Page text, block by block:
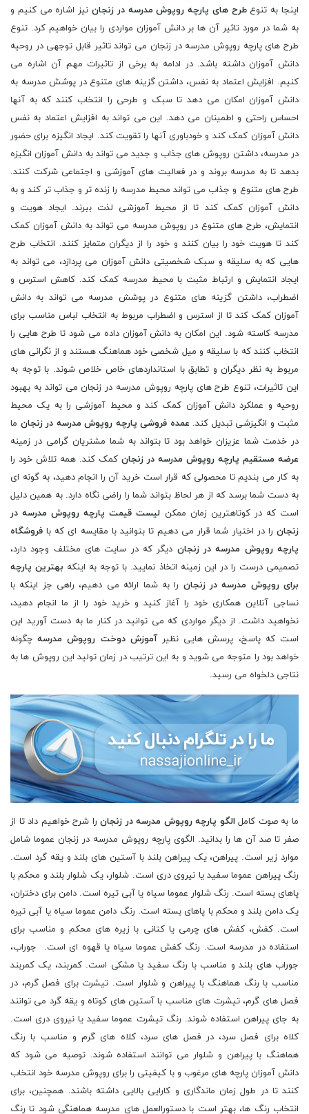
اینجا به تنوعطرح های پارچه روپوش مدرسه در زنجان نیز اشاره می کنیم و
به شما در مورد تاثیر آن ها بر دانش آموزان مواردی را بیان خواهیم کرد. تنوع
طرح های پارچه روپوش مدرسه در زنجان می تواند تاثیر قابل توجهی در روحیه
دانش آموزان داشته باشد. در ادامه به برخی از تاثیرات مهم آن اشاره می
کنیم. افزایش اعتماد به نفس، داشتن گزینه های متنوع در پوشش مدرسه به
دانش آموزان امکان می دهد تا سبک و طرحی را انتخاب کنند که به آنها
احساس راحتی و اطمینان می دهد. این می تواند به افزایش اعتماد به نفس
دانش آموزان کمک کند و خودباوری آنها را تقویت کند. ایجاد انگیزه برای حضور
در مدرسه، داشتن روپوش های جذاب و جدید می تواند به دانش آموزان انگیزه
بدهد تا به مدرسه بروند و در فعالیت های آموزشی و اجتماعی شرکت کنند.
طرح های متنوع و جذاب می تواند محیط مدرسه را زنده تر و جذاب تر کند و به
دانش آموزان کمک کند تا از محیط آموزشی لذت ببرند. ایجاد هویت و
انتمایش، طرح های متنوع در روپوش مدرسه می تواند به دانش آموزان کمک
کند تا هویت خود را بیان کنند و خود را از دیگران متمایز کنند. انتخاب طرح
هایی که به سلیقه و سبک شخصیتی دانش آموزان می پردازد، می تواند به
ایجاد انتمایش و ارتباط مثبت با محیط مدرسه کمک کند. کاهش استرس و
اضطراب، داشتن گزینه های متنوع در پوشش مدرسه می تواند به دانش
آموزان کمک کند تا از استرس و اضطراب مربوط به انتخاب لباس مناسب برای
مدرسه کاسته شود. این امکان به دانش آموزان داده می شود تا طرح هایی را
انتخاب کنند که با سلیقه و میل شخصی خود هماهنگ هستند و از نگرانی های
مربوط به نظر دیگران و تطابق با استانداردهای خاص خلاص شوند. با توجه به
این تاثیرات، تنوع طرح های پارچه روپوش مدرسه در زنجان می تواند به بهبود
روحیه و عملکرد دانش آموزان کمک کند و محیط آموزشی را به یک محیط
مثبت و انگیزشی تبدیل کند. عمده فروشی پارچه روپوش مدرسه در زنجان ما
در خدمت شما عزیزان خواهد بود تا بتواند به شما مشتریان گرامی در زمینه
عرضه مستقیم پارچه روپوش مدرسه در زنجان کمک کند. همه تلاش خود را
به کار می بندیم تا محصولی که قرار است خرید آن را انجام دهید، به گونه ای
به دست شما برسد که از هر لحاظ بتواند شما را راضی نگاه دارد. به همین دلیل
است که در کوتاهترین زمان ممکن لیست قیمت پارچه روپوش مدرسه در
زنجان را در اختیار شما قرار می دهیم تا بتوانید با مقایسه ای که با فروشگاه
پارچه روپوش مدرسه در زنجان دیگر که در سایت های مختلف وجود دارد،
تصمیمی درست را در این زمینه اتخاذ نمایید. با توجه به اینکه بهترین پارچه
برای روپوش مدرسه در زنجان را به شما ارائه می دهیم، راهی جز اینکه با
نساجی آنلاین همکاری خود را آغاز کنید و خرید خود را از ما انجام دهید،
نخواهید داشت. از دیگر مواردی که می توانید در کنار ما به دست آورید این
است که پاسخ، پرسش هایی نظیرآموزش دوخت روپوش مدرسه چگونه
خواهد بود را متوجه می شوید و به این ترتیب در زمان تولید این روپوش ها به
نتاجی دلخواه می رسید.
ما به صوت کاملالگو پارچه روپوش مدرسه در زنجان را شرح خواهیم داد تا از
صفر تا صد آن ها را بدانید. الگوی پارچه روپوش مدرسه در زنجان عموما شامل
موارد زیر است. پیراهن، یک پیراهن بلند با آستین های بلند و یقه گرد است.
رنگ پیراهن عموما سفید یا نیروی دری است. شلوار، یک شلوار بلند و محکم با
پاهای بسته است. رنگ شلوار عموما سیاه یا آبی تیره است. دامن برای دختران،
یک دامن بلند و محکم با پاهای بسته است. رنگ دامن عموما سیاه یا آبی تیره
است. کفش، کفش های چرمی یا کتانی با زیره های محکم و مناسب برای
استفاده در مدرسه است. رنگ کفش عموما سیاه یا قهوه ای است. جوراب،
جوراب های بلند و مناسب با رنگ سفید یا مشکی است. کمربند، یک کمربند
مناسب با رنگ هماهنگ با پیراهن و شلوار است. تیشرت برای فصل گرم، در
فصل های گرم، تیشرت های مناسب با آستین های کوتاه و یقه گرد می توانند
به جای پیراهن استفاده شوند. رنگ تیشرت عموما سفید یا نیروی دری است.
کلاه برای فصل سرد، در فصل های سرد، کلاه های گرم و مناسب با رنگ
هماهنگ با پیراهن و شلوار می توانند استفاده شوند. توصیه می شود که
دانش آموزان پارچه های مرغوب و با کیفیتی را برای روپوش مدرسه خود انتخاب
کنند تا در طول زمان ماندگاری و کارایی بالایی داشته باشند. همچنین، برای
انتخاب رنگ ها، بهتر است با دستورالعمل های مدرسه هماهنگی شود تا رنگ